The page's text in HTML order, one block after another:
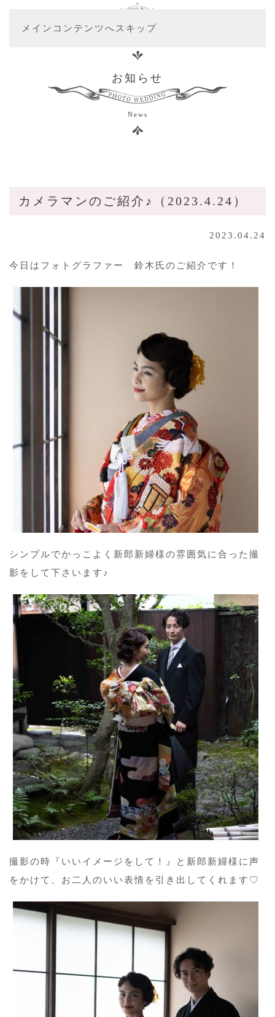
メインコンテンツへスキップ
お知らせ
News
カメラマンのご紹介♪（2023.4.24）
2023.04.24
今日はフォトグラファー 鈴木氏のご紹介です！
シンプルでかっこよく新郎新婦様の雰囲気に合った撮
影をして下さいます♪
撮影の時『いいイメージをして！』と新郎新婦様に声
をかけて、お二人のいい表情を引き出してくれます♡